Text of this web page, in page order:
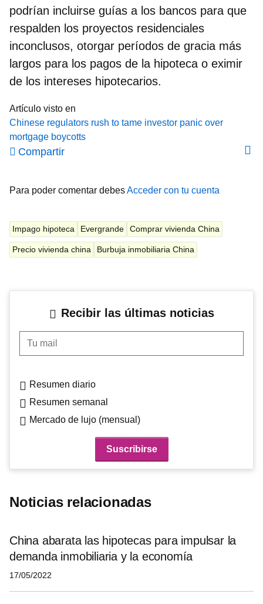
podrían incluirse guías a los bancos para que
respalden los proyectos residenciales
inconclusos, otorgar períodos de gracia más
largos para los pagos de la hipoteca o eximir
de los intereses hipotecarios.
Artículo visto en
Chinese regulators rush to tame investor panic over
mortgage boycotts
Compartir
Para poder comentar debesAcceder con tu cuenta
Impago hipoteca Evergrande Comprar vivienda China
Precio vivienda china Burbuja inmobiliaria China
Recibir las últimas noticias
Tu mail
Resumen diario
Resumen semanal
Mercado de lujo (mensual)
Noticias relacionadas
China abarata las hipotecas para impulsar la
demanda inmobiliaria y la economía
17/05/2022